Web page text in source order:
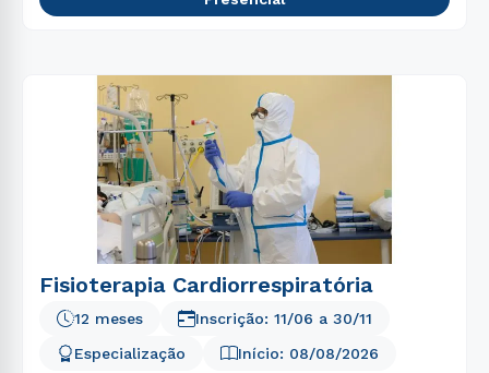
Fisioterapia Cardiorrespiratória
12 meses
Especialização
Início: 08/08/2026
Inscrição: 11/06 a 30/11